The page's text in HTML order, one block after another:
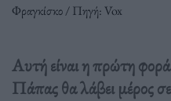
Φραγκίσκο / Πηγή: Vox
Αυτή είναι η πρώτη
Πάπας θα λάβει μέρος